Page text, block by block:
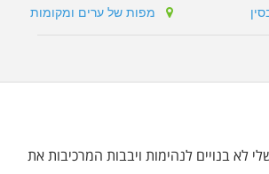
מפות של ערים ומקומות
הכי, מיתרי הקול שלי לא בנויים לנהימות ויבבות המרכיבות את